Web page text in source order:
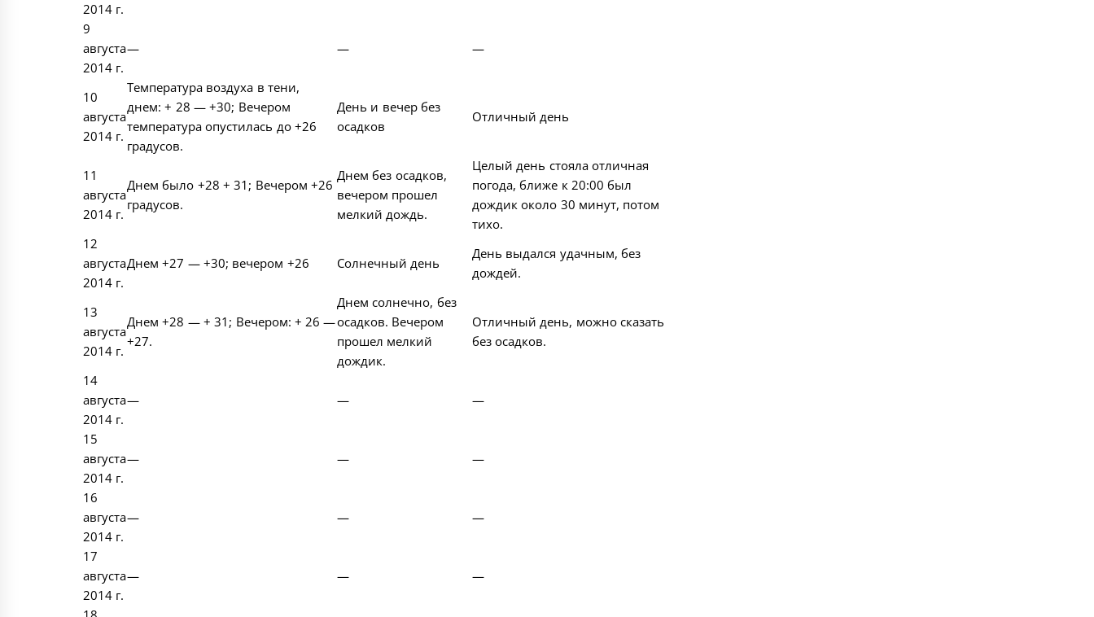
2014 г.
9
августа
2014 г.
— — —
10
августа
2014 г.
Температура воздуха в тени,
днем: + 28 — +30; Вечером
температура опустилась до +26
градусов.
День и вечер без
осадков
Отличный день
11
августа
2014 г.
Днем было +28 + 31; Вечером +26
градусов.
Днем без осадков,
вечером прошел
мелкий дождь.
Целый день стояла отличная
погода, ближе к 20:00 был
дождик около 30 минут, потом
тихо.
12
августа
2014 г.
Днем +27 — +30; вечером +26 Солнечный день
День выдался удачным, без
дождей.
13
августа
2014 г.
Днем +28 — + 31; Вечером: + 26 —
+27.
Днем солнечно, без
осадков. Вечером
прошел мелкий
дождик.
Отличный день, можно сказать
без осадков.
14
августа
2014 г.
— — —
15
августа
2014 г.
— — —
16
августа
2014 г.
— — —
17
августа
2014 г.
— — —